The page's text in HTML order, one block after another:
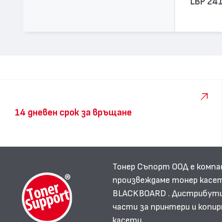
LBP
14 дневен срок за връщане
Тонер Съпорт ООД е
произвеждаме тонер
BLACKBOARD .
части за принтери и